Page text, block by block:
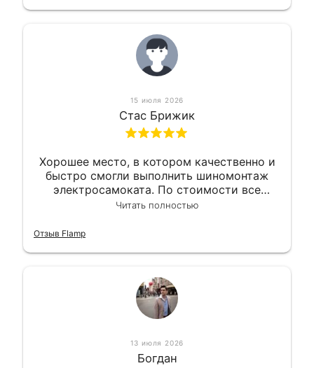
15 июля 2026
Стас Брижик
Хорошее место, в котором качественно и
быстро смогли выполнить шиномонтаж
электросамоката. По стоимости все
вышло вообще приемлемо хочу сказать.
Читать полностью
Отзыв Flamp
13 июля 2026
Богдан